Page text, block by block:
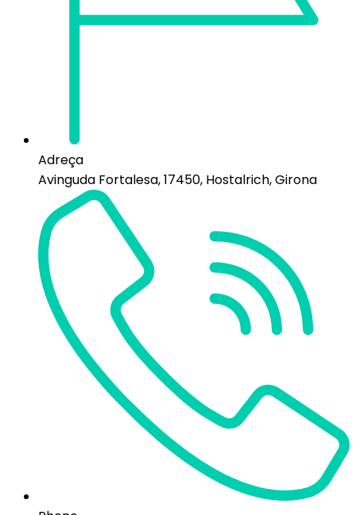
Adreça
Avinguda Fortalesa, 17450, Hostalrich, Girona